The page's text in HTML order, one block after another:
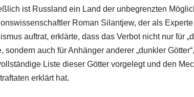
ist Russland ein Land der unbegrenzten
Roman Silantjew, der als
auftrat, erklärte, dass das Verbot nicht nur für
sondern auch für Anhänger anderer „dunkler
Liste dieser Götter vorgelegt und den
erklärt hat.